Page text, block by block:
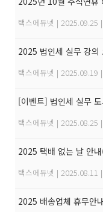
택스에듀넷 | 2025.09.25 |
2025 법인세 실무 강의
택스에듀넷 | 2025.09.19 |
[이벤트] 법인세 실무
택스에듀넷 | 2025.08.25 |
2025 택배 없는 날 안
택스에듀넷 | 2025.08.11 |
2025 배송업체 휴무안